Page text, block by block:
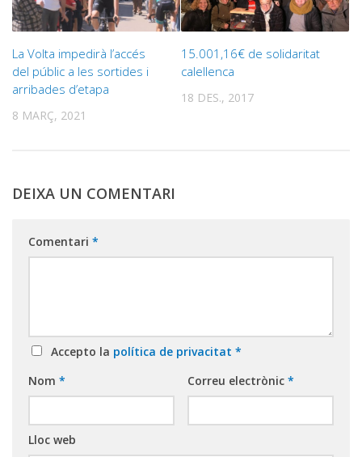
La Volta impedirà l’accés
del públic a les sortides i
arribades d’etapa
8 MARÇ, 2021
15.001,16€ de solidaritat
calellenca
18 DES., 2017
DEIXA UN COMENTARI
Comentari *
Accepto la política de privacitat *
Nom * Correu electrònic *
Lloc web